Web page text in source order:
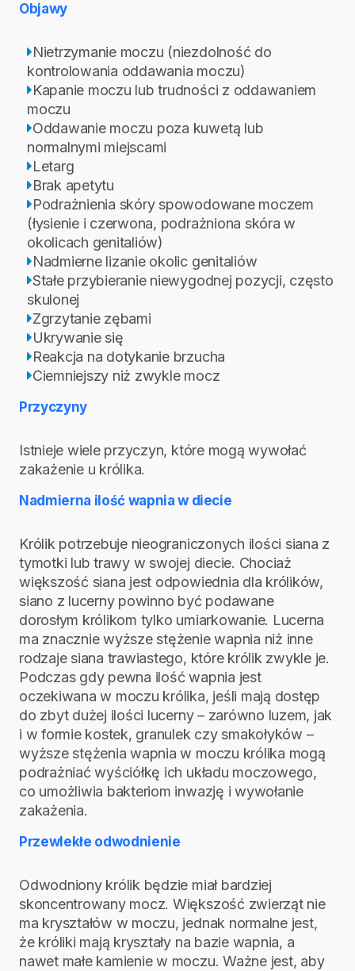
Objawy
Nietrzymanie moczu (niezdolność do
kontrolowania oddawania moczu)
Kapanie moczu lub trudności z oddawaniem
moczu
Oddawanie moczu poza kuwetą lub
normalnymi miejscami
Letarg
Brak apetytu
Podrażnienia skóry spowodowane moczem
(łysienie i czerwona, podrażniona skóra w
okolicach genitaliów)
Nadmierne lizanie okolic genitaliów
Stałe przybieranie niewygodnej pozycji, często
skulonej
Zgrzytanie zębami
Ukrywanie się
Reakcja na dotykanie brzucha
Ciemniejszy niż zwykle mocz
Przyczyny
Istnieje wiele przyczyn, które mogą wywołać
zakażenie u królika.
Nadmierna ilość wapnia w diecie
Królik potrzebuje nieograniczonych ilości siana z
tymotki lub trawy w swojej diecie. Chociaż
większość siana jest odpowiednia dla królików,
siano z lucerny powinno być podawane
dorosłym królikom tylko umiarkowanie. Lucerna
ma znacznie wyższe stężenie wapnia niż inne
rodzaje siana trawiastego, które królik zwykle je.
Podczas gdy pewna ilość wapnia jest
oczekiwana w moczu królika, jeśli mają dostęp
do zbyt dużej ilości lucerny – zarówno luzem, jak
i w formie kostek, granulek czy smakołyków –
wyższe stężenia wapnia w moczu królika mogą
podrażniać wyściółkę ich układu moczowego,
co umożliwia bakteriom inwazję i wywołanie
zakażenia.
Przewlekłe odwodnienie
Odwodniony królik będzie miał bardziej
skoncentrowany mocz. Większość zwierząt nie
ma kryształów w moczu, jednak normalne jest,
że króliki mają kryształy na bazie wapnia, a
nawet małe kamienie w moczu. Ważne jest, aby